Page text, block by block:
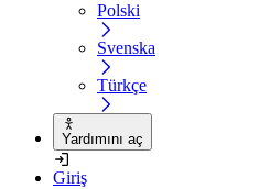
Polski
Svenska
Türkçe
Yardımını aç
Giriş